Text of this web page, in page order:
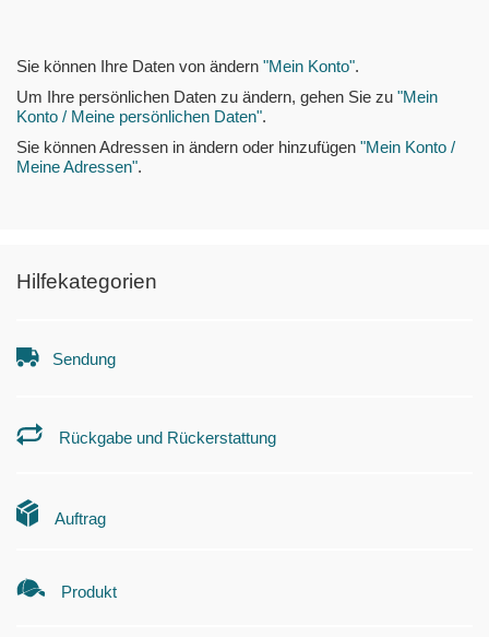
Sie können Ihre Daten von ändern "Mein Konto".
Um Ihre persönlichen Daten zu ändern, gehen Sie zu "Mein
Konto / Meine persönlichen Daten".
Sie können Adressen in ändern oder hinzufügen "Mein Konto /
Meine Adressen".
Hilfekategorien
Sendung
Rückgabe und Rückerstattung
Auftrag
Produkt